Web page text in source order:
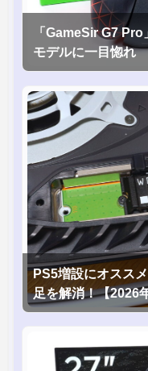
「GameSir G7
モデルに一目惚れ
PS5増設にオスス
足を解消！【2026